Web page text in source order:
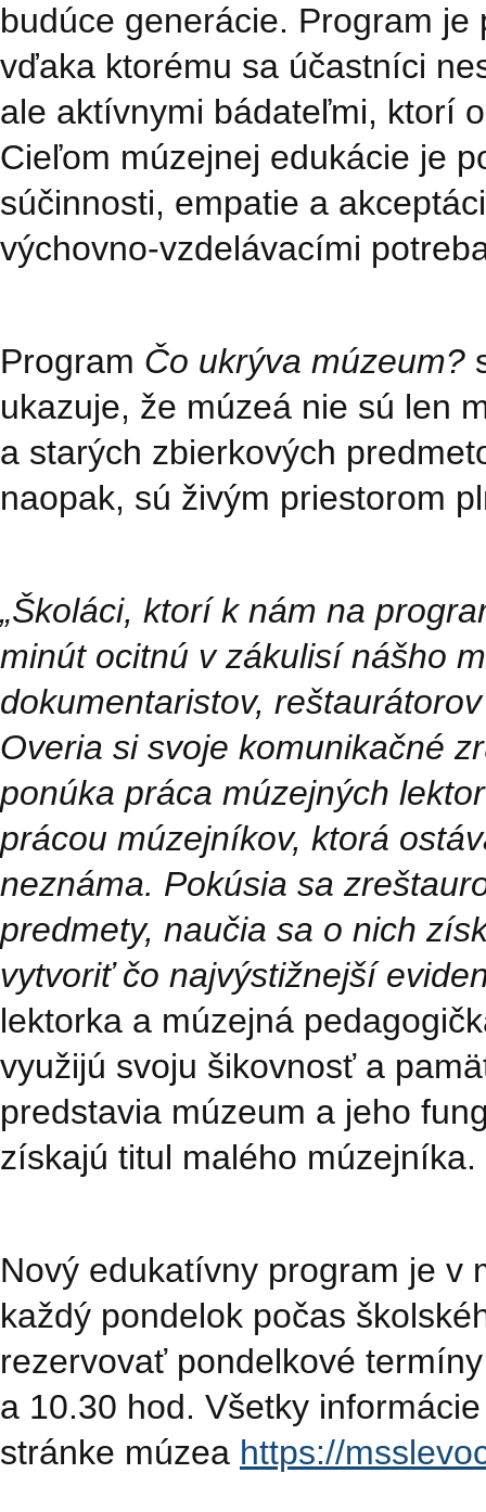
budúce generácie. Program
vďaka ktorému sa účastníci
ale aktívnymi bádateľmi, ktorí
Cieľom múzejnej edukácie je
súčinnosti, empatie a
výchovno-vzdelávacími
Program Čo ukrýva múzeum?
ukazuje, že múzeá nie sú len
a starých zbierkových
naopak, sú živým priestorom
„Školáci, ktorí k nám na
minút ocitnú v zákulisí nášho
dokumentaristov,
Overia si svoje komunikačné
ponúka práca múzejných
prácou múzejníkov, ktorá
neznáma. Pokúsia sa
predmety, naučia sa o nich
vytvoriť čo najvýstižnejší
lektorka a múzejná
využijú svoju šikovnosť a
predstavia múzeum a jeho
získajú titul malého múzejníka.
Nový edukatívny program je v
každý pondelok počas
rezervovať pondelkové
a 10.30 hod. Všetky
stránke múzea https://